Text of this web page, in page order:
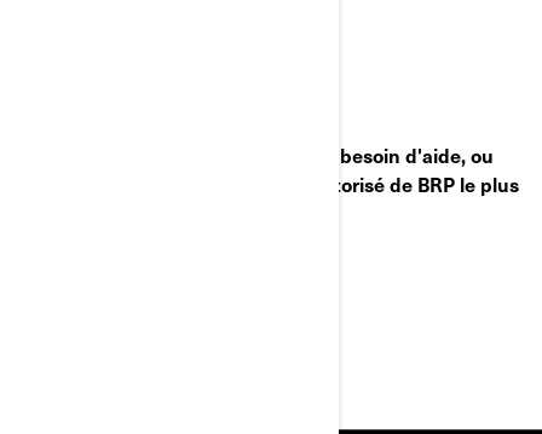
Si vous avez des questions ou avez besoin d'aide, ou
pour trouver le concessionnaire autorisé de BRP le plus